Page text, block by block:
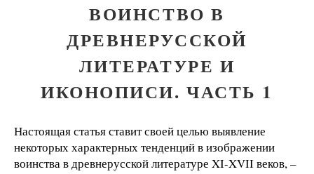
ВОИНСТВО В
ДРЕВНЕРУССКОЙ
ЛИТЕРАТУРЕ И
ИКОНОПИСИ. ЧАСТЬ 1
Настоящая статья ставит своей целью выявление
некоторых характерных тенденций в изображении
воинства в древнерусской литературе XI-XVII веков, –